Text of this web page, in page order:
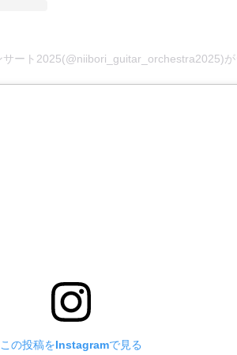
この投稿をInstagramで見る